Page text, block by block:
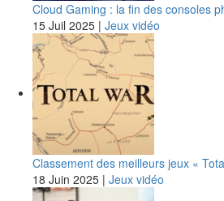
Cloud Gaming : la fin des consoles
15 Juil 2025 | Jeux vidéo
Classement des meilleurs jeux «
18 Juin 2025 | Jeux vidéo